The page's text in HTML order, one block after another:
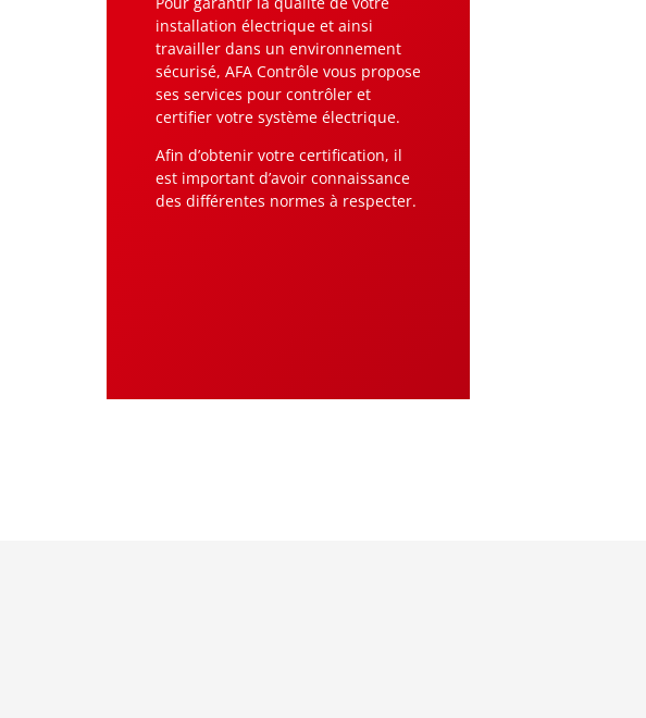
installation électrique et ainsi
travailler dans un environnement
sécurisé, AFA Contrôle vous propose
ses services pour contrôler et
certifier votre système électrique.
Afin d’obtenir votre certification, il
est important d’avoir connaissance
des différentes normes à respecter.